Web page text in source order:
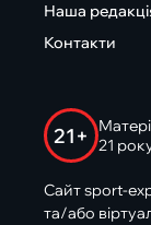
Наша
Контакти
21+
21
Сайт sport-
та/або